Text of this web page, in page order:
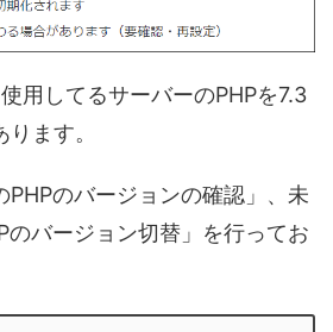
用してるサーバーのPHPを7.3
ます。
PHPのバージョンの確認」、未
のバージョン切替」を行ってお